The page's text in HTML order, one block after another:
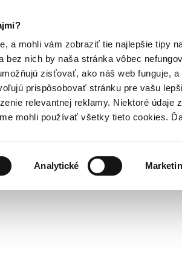
a mohli vám zobraziť tie najlepšie tipy
nich by naša stránka vôbec
zisťovať, ako náš web funguje, a
prispôsobovať stránku pre vašu
relevantnej reklamy. Niektoré údaje
mohli používať všetky tieto cookies.
Analytické